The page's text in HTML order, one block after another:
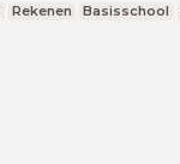
Rekenen Basisschool